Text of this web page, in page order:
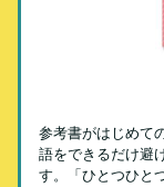
参考書がはじめて
語をできるだけ避
す。「ひとつひと